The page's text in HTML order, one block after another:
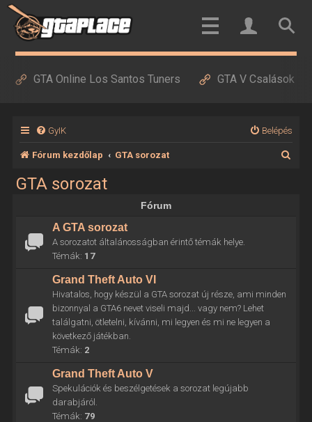
GTA Online Los Santos Tuners GTA V Csalások
GyIK Belépés
Fórum kezdőlap GTA sorozat
GTA sorozat
Fórum
A GTA sorozat
A sorozatot általánosságban érintő témák helye.
Témák: 17
Grand Theft Auto VI
Hivatalos, hogy készül a GTA sorozat új része, ami minden
bizonnyal a GTA6 nevet viseli majd... vagy nem? Lehet
találgatni, ötletelni, kívánni, mi legyen és mi ne legyen a
következő játékban.
Témák: 2
Grand Theft Auto V
Spekulációk és beszélgetések a sorozat legújabb
darabjáról.
Témák: 79